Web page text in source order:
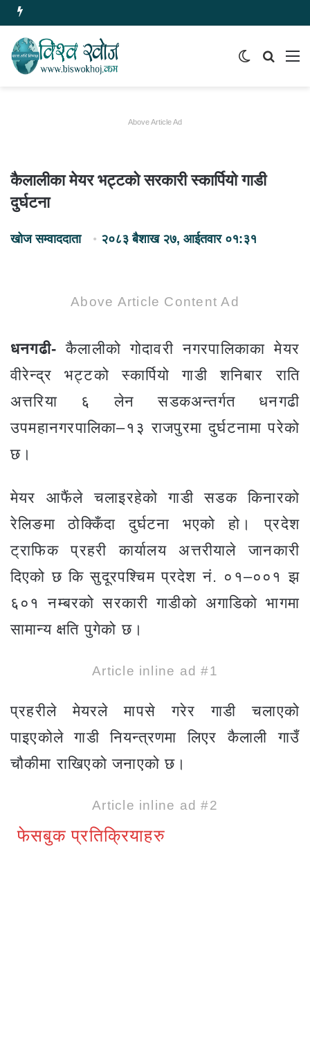
समाचार
Switch
Above Article Ad
कैलालीका मेयर भट्टको सरकारी स्कार्पियो गाडी
दुर्घटना
खोज सम्वाददाता २०८३ बैशाख २७, आईतवार ०१:३१
Above Article Content Ad
धनगढी- कैलालीको गोदावरी नगरपालिकाका मेयर
वीरेन्द्र भट्टको स्कार्पियो गाडी शनिबार राति
अत्तरिया ६ लेन सडकअन्तर्गत धनगढी
उपमहानगरपालिका–१३ राजपुरमा दुर्घटनामा परेको
छ।
मेयर आफैंले चलाइरहेको गाडी सडक किनारको
रेलिङमा ठोक्किँदा दुर्घटना भएको हो। प्रदेश
ट्राफिक प्रहरी कार्यालय अत्तरीयाले जानकारी
दिएको छ कि सुदूरपश्चिम प्रदेश नं. ०१–००१ झ
६०१ नम्बरको सरकारी गाडीको अगाडिको भागमा
सामान्य क्षति पुगेको छ।
Article inline ad #1
प्रहरीले मेयरले मापसे गरेर गाडी चलाएको
पाइएकोले गाडी नियन्त्रणमा लिएर कैलाली गाउँ
चौकीमा राखिएको जनाएको छ।
Article inline ad #2
फेसबुक प्रतिक्रियाहरु